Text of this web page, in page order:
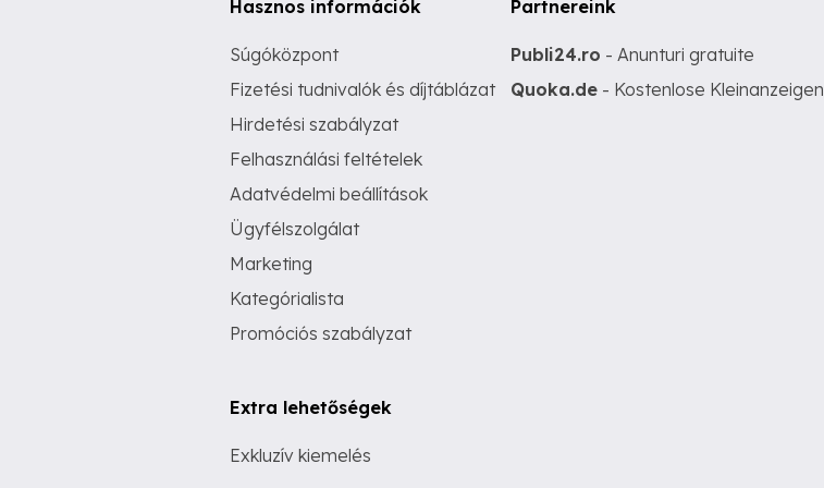
Hasznos információk
Súgóközpont
Fizetési tudnivalók és díjtáblázat
Hirdetési szabályzat
Felhasználási feltételek
Adatvédelmi beállítások
Ügyfélszolgálat
Marketing
Kategórialista
Promóciós szabályzat
Extra lehetőségek
Exkluzív kiemelés
Partnereink
Publi24.ro - Anunturi gratuite
Quoka.de - Kostenlose Kleinanzeigen